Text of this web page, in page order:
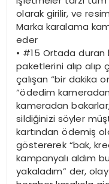
olarak girilir, ve
Marka karalama
eder
• #15 Ortada duran
paketlerini alıp alıp
çalışan “bir dakika
“ödedim
kameradan bakarlar,
sildiğinizi söyler
kartından ödemiş
göstererek “bak,
kampanyalı aldım
yakaladım” der,